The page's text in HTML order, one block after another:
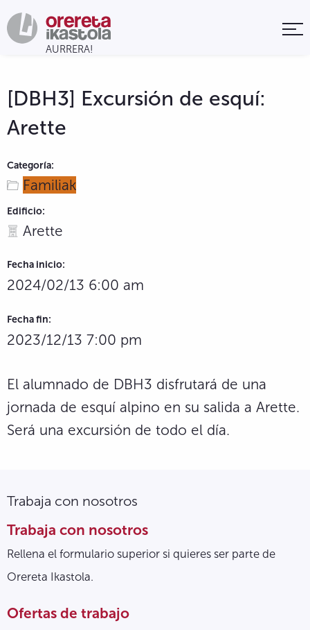
[DBH3] Excursión de esquí:
Arette
Categoría:
Familiak
Edificio:
Arette
Fecha inicio:
2024/02/13 6:00 am
Fecha fin:
2023/12/13 7:00 pm
El alumnado de DBH3 disfrutará de una
jornada de esquí alpino en su salida a Arette.
Será una excursión de todo el día.
Trabaja con nosotros
Trabaja con nosotros
Rellena el formulario superior si quieres ser parte de
Orereta Ikastola.
Ofertas de trabajo